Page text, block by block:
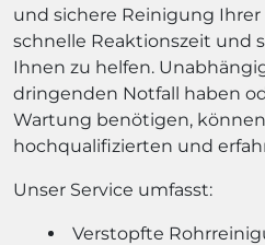
und sichere Reinigung
schnelle Reaktionszeit und
Ihnen zu helfen.
dringenden Notfall haben
Wartung benötigen,
hochqualifizierten und
Unser Service umfasst:
Verstopfte